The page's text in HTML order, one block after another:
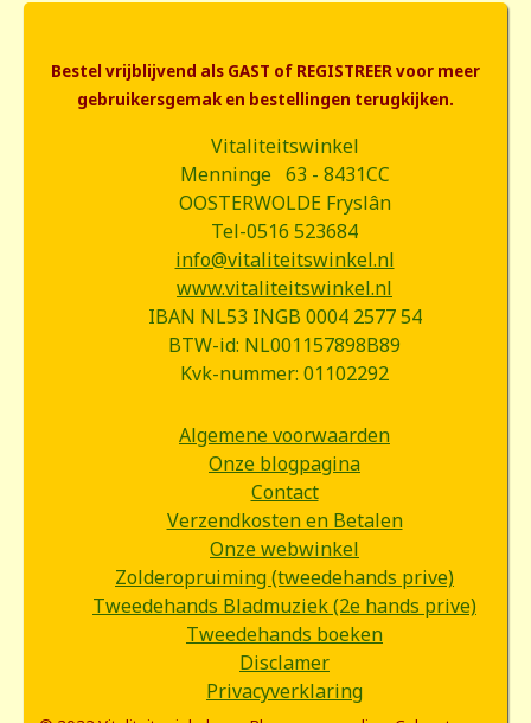
Bestel vrijblijvend als GAST of REGISTREER voor meer
gebruikersgemak en bestellingen terugkijken.
Vitaliteitswinkel
Menninge 63 - 8431CC
OOSTERWOLDE Fryslân
Tel-0516 523684
info@vitaliteitswinkel.nl
www.vitaliteitswinkel.nl
IBAN NL53 INGB 0004 2577 54
BTW-id: NL001157898B89
Kvk-nummer: 01102292
Algemene voorwaarden
Onze blogpagina
Contact
Verzendkosten en Betalen
Onze webwinkel
Zolderopruiming (tweedehands prive)
Tweedehands Bladmuziek (2e hands prive)
Tweedehands boeken
Disclamer
Privacyverklaring